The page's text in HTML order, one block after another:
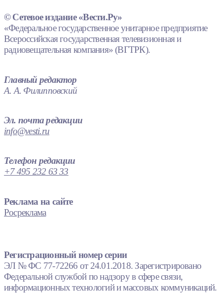
© Сетевое издание «Вести.Ру»
«Федеральное государственное унитарное предприятие
Всероссийская государственная телевизионная и
радиовещательная компания» (ВГТРК).
Главный редактор
А. А. Филипповский
Эл. почта редакции
info@vesti.ru
Телефон редакции
+7 495 232 63 33
Реклама на сайте
Росреклама
Регистрационный номер серии
ЭЛ № ФС 77-72266 от 24.01.2018. Зарегистрировано
Федеральной службой по надзору в сфере связи,
информационных технологий и массовых коммуникаций.